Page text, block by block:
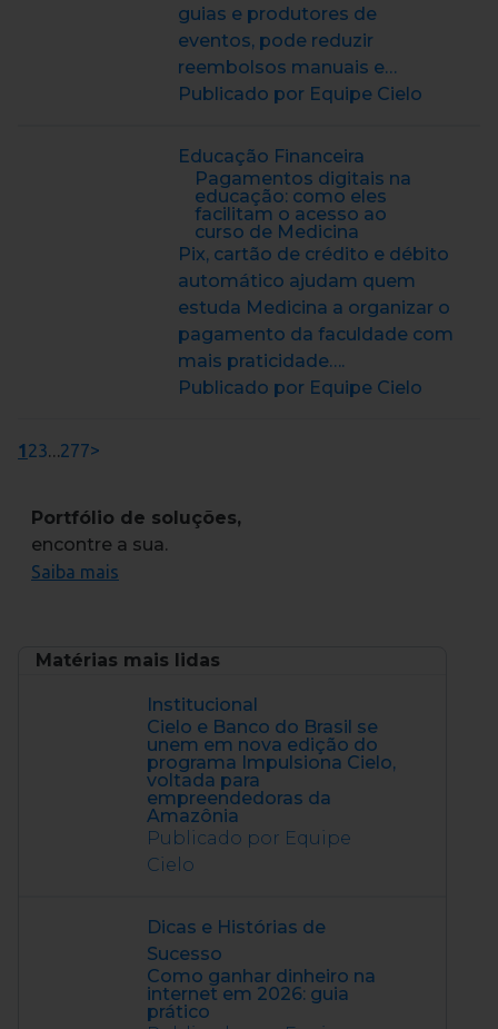
guias e produtores de
eventos, pode reduzir
reembolsos manuais e…
Publicado por Equipe Cielo
Educação Financeira
Pagamentos digitais na
educação: como eles
facilitam o acesso ao
curso de Medicina
Pix, cartão de crédito e débito
automático ajudam quem
estuda Medicina a organizar o
pagamento da faculdade com
mais praticidade….
Publicado por Equipe Cielo
123…277>
Portfólio de soluções,
encontre a sua.
Saiba mais
Matérias mais lidas
Institucional
Cielo e Banco do Brasil se
unem em nova edição do
programa Impulsiona Cielo,
voltada para
empreendedoras da
Amazônia
Publicado por Equipe
Cielo
Dicas e Histórias de
Sucesso
Como ganhar dinheiro na
internet em 2026: guia
prático